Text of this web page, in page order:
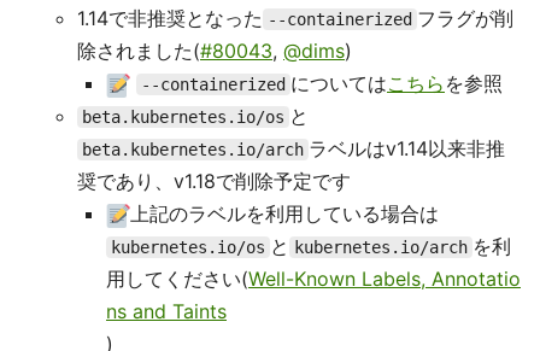
1.14で非推奨となった --containerized フラグが削
除されました(#80043, @dims)
--containerized についてはこちら を参照
beta.kubernetes.io/os と
beta.kubernetes.io/arch ラベルはv1.14以来非推
奨であり、v1.18で削除予定です
上記のラベルを利用している場合は
kubernetes.io/os と kubernetes.io/arch を利
用してください(Well-Known Labels, Annotatio
ns and Taints
)